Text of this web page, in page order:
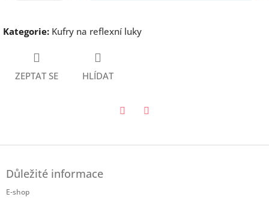
Kategorie: Kufry na reflexní luky
ZEPTAT SE HLÍDAT
Důležité informace
E-shop